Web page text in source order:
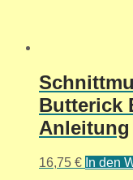
Butterick
Anleitung
16,75 € In den